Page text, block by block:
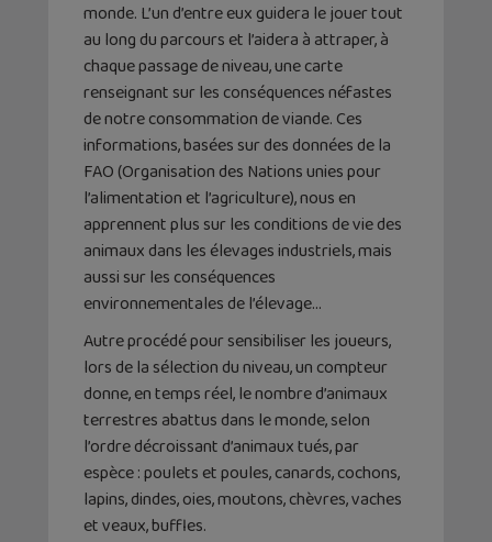
monde. L’un d’entre eux guidera le jouer tout
au long du parcours et l’aidera à attraper, à
chaque passage de niveau, une carte
renseignant sur les conséquences néfastes
de notre consommation de viande. Ces
informations, basées sur des données de la
FAO (Organisation des Nations unies pour
l’alimentation et l’agriculture), nous en
apprennent plus sur les conditions de vie des
animaux dans les élevages industriels, mais
aussi sur les conséquences
environnementales de l’élevage…
Autre procédé pour sensibiliser les joueurs,
lors de la sélection du niveau, un compteur
donne, en temps réel, le nombre d’animaux
terrestres abattus dans le monde, selon
l’ordre décroissant d’animaux tués, par
espèce : poulets et poules, canards, cochons,
lapins, dindes, oies, moutons, chèvres, vaches
et veaux, buffles.